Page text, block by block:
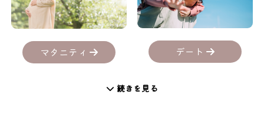
マタニティ デート
続きを見る